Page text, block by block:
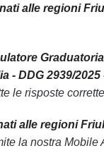
alle regioni
- DDG 2939/2025
le risposte
alle regioni
la nostra Mobile